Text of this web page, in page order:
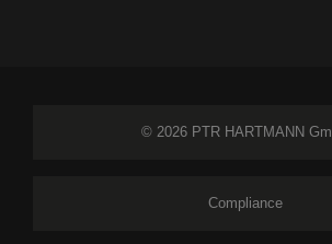
© 2026 PTR HARTMANN
Compliance